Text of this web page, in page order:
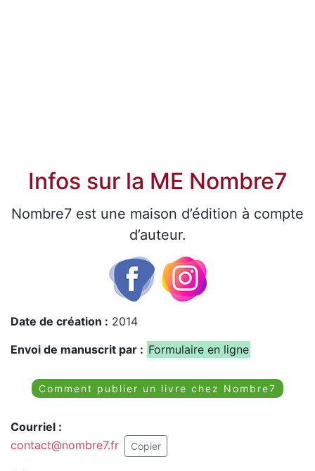
Infos sur la ME Nombre7
Nombre7 est une maison d’édition à compte
d’auteur.
Date de création : 2014
Envoi de manuscrit par : Formulaire en ligne
Comment publier un livre chez Nombre7
Courriel :
contact@nombre7.fr
Copier